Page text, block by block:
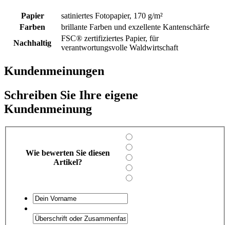
Papier
satiniertes Fotopapier, 170 g/m²
Farben
brillante Farben und exzellente Kantenschärfe
Nachhaltig
FSC® zertifiziertes Papier, für
verantwortungsvolle Waldwirtschaft
Kundenmeinungen
Schreiben Sie Ihre eigene
Kundenmeinung
Wie bewerten Sie diesen
Artikel?